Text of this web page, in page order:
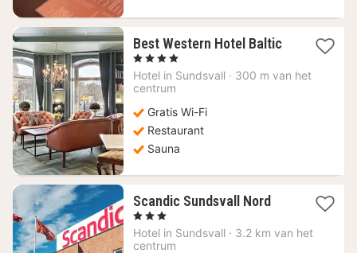
Best Western Hotel Baltic1
vanaf
, 4 Sterren
Hotel in Sundsvall · 300 m van het
centrum
Gratis Wi-Fi
Restaurant
Sauna
Scandic Sundsvall Nord1
vanaf
, 3 Sterren
Hotel in Sundsvall · 3.2 km van het
centrum